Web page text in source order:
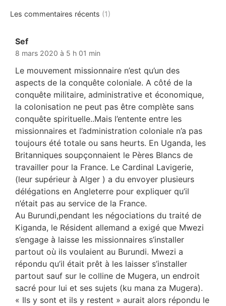
Les commentaires récents (1)
Sef
8 mars 2020 à 5 h 01 min
Le mouvement missionnaire n’est qu’un des
aspects de la conquête coloniale. A côté de la
conquête militaire, administrative et économique,
la colonisation ne peut pas être complète sans
conquête spirituelle..Mais l’entente entre les
missionnaires et l’administration coloniale n’a pas
toujours été totale ou sans heurts. En Uganda, les
Britanniques soupçonnaient le Pères Blancs de
travailler pour la France. Le Cardinal Lavigerie,
(leur supérieur à Alger ) a du envoyer plusieurs
délégations en Angleterre pour expliquer qu’il
n’était pas au service de la France.
Au Burundi,pendant les négociations du traité de
Kiganda, le Résident allemand a exigé que Mwezi
s’engage à laisse les missionnaires s’installer
partout où ils voulaient au Burundi. Mwezi a
répondu qu’il était prêt à les laisser s’installer
partout sauf sur le colline de Mugera, un endroit
sacré pour lui et ses sujets (ku mana za Mugera).
« Ils y sont et ils y restent » aurait alors répondu le